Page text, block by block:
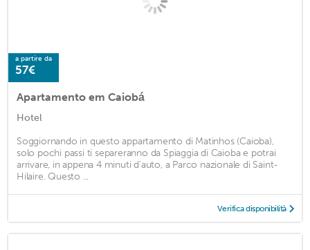
a partire da
57€
Apartamento em Caiobá
Hotel
Soggiornando in questo appartamento di Matinhos (Caioba),
solo pochi passi ti separeranno da Spiaggia di Caioba e potrai
arrivare, in appena 4 minuti d'auto, a Parco nazionale di Saint-
Hilaire. Questo ...
Verifica disponibilità